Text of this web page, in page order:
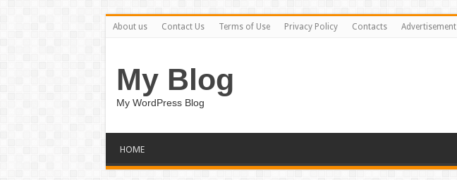
About us Contact Us Terms of Use Privacy Policy Contacts Advertisement
My Blog
My WordPress Blog
HOME